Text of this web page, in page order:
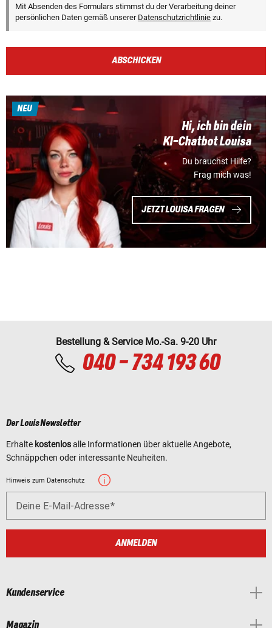
Mit Absenden des Formulars stimmst du der Verarbeitung deiner
persönlichen Daten gemäß unserer Datenschutzrichtlinie zu.
ABSCHICKEN
NEU
Hi, ich bin dein
KI-Chatbot Louisa
Du brauchst Hilfe?
Frag mich was!
JETZT LOUISA FRAGEN
Bestellung & Service Mo.-Sa. 9-20 Uhr
040 - 734 193 60
Der Louis Newsletter
Erhalte kostenlosalle Informationen über aktuelle Angebote,
Schnäppchen oder interessante Neuheiten.
Hinweis zum Datenschutz
Deine E-Mail-Adresse
ANMELDEN
Kundenservice
Magazin